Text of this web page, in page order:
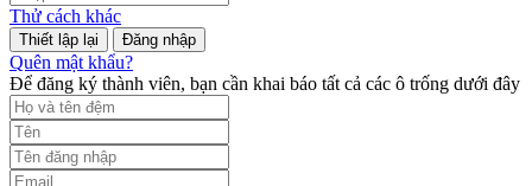
Thử cách khác
Đăng nhập
Quên mật khẩu?
Để đăng ký thành viên, bạn cần khai báo tất cả các ô trống dưới đây